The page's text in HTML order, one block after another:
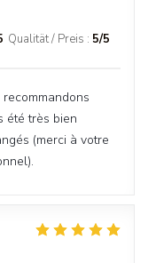
Qualität / Preis : 5/5
été très bien
(merci à votre